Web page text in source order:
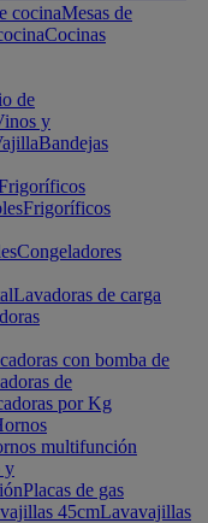
cocinaMesas de
Cocinas
de
y
Bandejas
Frigoríficos
Congeladores
Lavadoras de carga
con bomba de
de
por Kg
multifunción
y
Placas de gas
45cmLavavajillas